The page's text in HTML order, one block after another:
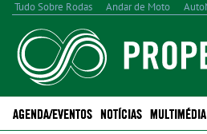
Tudo Sobre Rodas Andar de Moto
AGENDA/EVENTOS NOTÍCIAS MULTIMÉDIA